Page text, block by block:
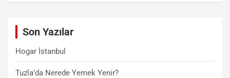
Son Yazılar
Hogar İstanbul
Tuzla’da Nerede Yemek Yenir?